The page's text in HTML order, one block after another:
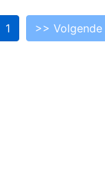
1 >> Volgende